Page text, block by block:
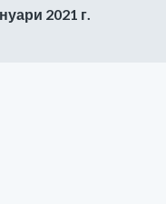
2021 г.